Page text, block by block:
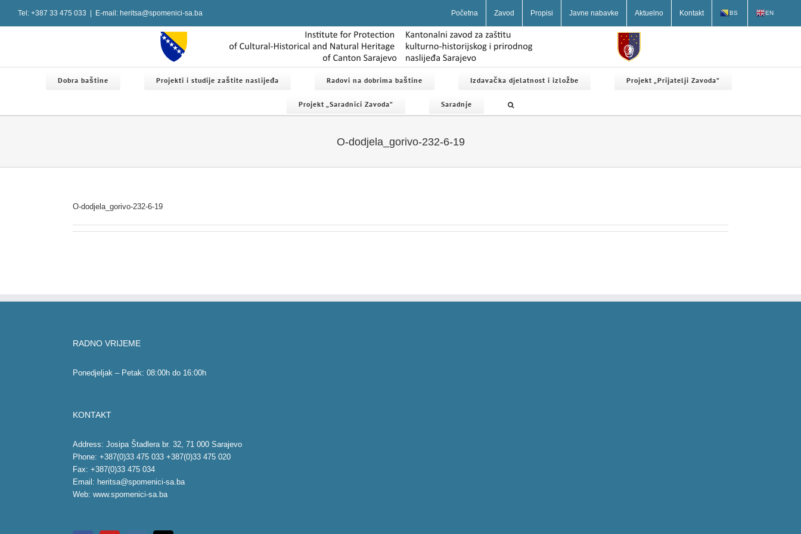
Tel: +387 33 475 033 E-mail: heritsa@spomenici-sa.ba Početna Zavod Propisi Javne nabavke Aktuelno Kontakt BS EN
Dobra baštine Projekti i studije zaštite naslijeđa Radovi na dobrima baštine Izdavačka djelatnost i izložbe Projekt „Prijatelji Zavoda”
Projekt „Saradnici Zavoda” Saradnje
O-dodjela_gorivo-232-6-19
O-dodjela_gorivo-232-6-19
RADNO VRIJEME
Ponedjeljak – Petak: 08:00h do 16:00h
KONTAKT
Address: Josipa Štadlera br. 32, 71 000 Sarajevo
Phone: +387(0)33 475 033 +387(0)33 475 020
Fax: +387(0)33 475 034
Email: heritsa@spomenici-sa.ba
Web: www.spomenici-sa.ba